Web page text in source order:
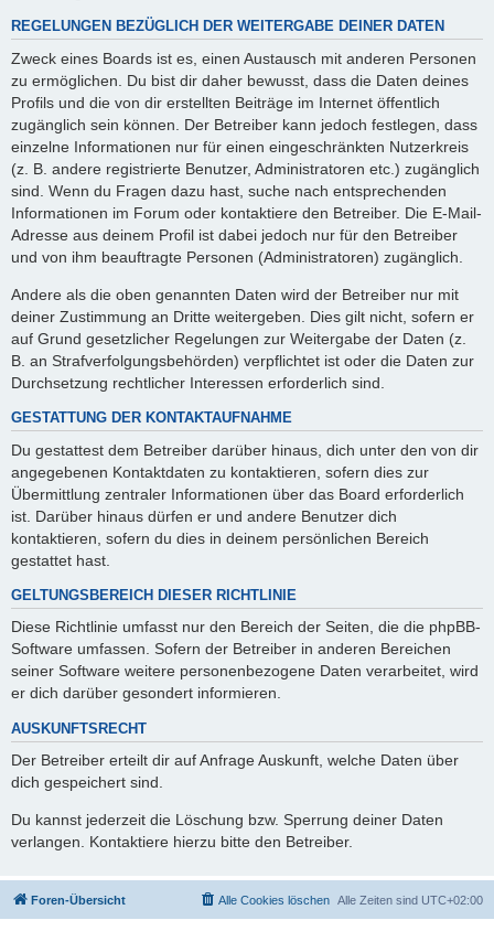
REGELUNGEN BEZÜGLICH DER WEITERGABE DEINER DATEN
Zweck eines Boards ist es, einen Austausch mit anderen Personen
zu ermöglichen. Du bist dir daher bewusst, dass die Daten deines
Profils und die von dir erstellten Beiträge im Internet öffentlich
zugänglich sein können. Der Betreiber kann jedoch festlegen, dass
einzelne Informationen nur für einen eingeschränkten Nutzerkreis
(z. B. andere registrierte Benutzer, Administratoren etc.) zugänglich
sind. Wenn du Fragen dazu hast, suche nach entsprechenden
Informationen im Forum oder kontaktiere den Betreiber. Die E-Mail-
Adresse aus deinem Profil ist dabei jedoch nur für den Betreiber
und von ihm beauftragte Personen (Administratoren) zugänglich.
Andere als die oben genannten Daten wird der Betreiber nur mit
deiner Zustimmung an Dritte weitergeben. Dies gilt nicht, sofern er
auf Grund gesetzlicher Regelungen zur Weitergabe der Daten (z.
B. an Strafverfolgungsbehörden) verpflichtet ist oder die Daten zur
Durchsetzung rechtlicher Interessen erforderlich sind.
GESTATTUNG DER KONTAKTAUFNAHME
Du gestattest dem Betreiber darüber hinaus, dich unter den von dir
angegebenen Kontaktdaten zu kontaktieren, sofern dies zur
Übermittlung zentraler Informationen über das Board erforderlich
ist. Darüber hinaus dürfen er und andere Benutzer dich
kontaktieren, sofern du dies in deinem persönlichen Bereich
gestattet hast.
GELTUNGSBEREICH DIESER RICHTLINIE
Diese Richtlinie umfasst nur den Bereich der Seiten, die die phpBB-
Software umfassen. Sofern der Betreiber in anderen Bereichen
seiner Software weitere personenbezogene Daten verarbeitet, wird
er dich darüber gesondert informieren.
AUSKUNFTSRECHT
Der Betreiber erteilt dir auf Anfrage Auskunft, welche Daten über
dich gespeichert sind.
Du kannst jederzeit die Löschung bzw. Sperrung deiner Daten
verlangen. Kontaktiere hierzu bitte den Betreiber.
Foren-Übersicht Alle Zeiten sind UTC+02:00
Alle Cookies löschen